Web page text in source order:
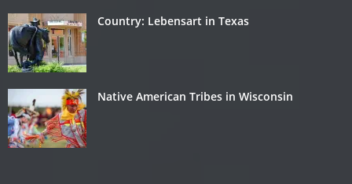
Country: Lebensart in Texas
Native American Tribes in Wisconsin